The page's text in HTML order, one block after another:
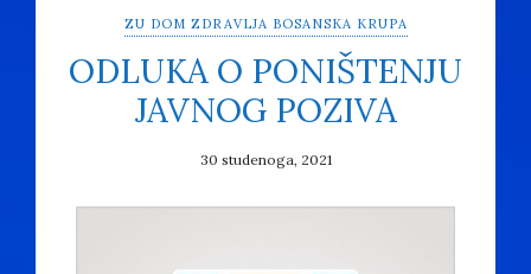
ZU DOM ZDRAVLJA BOSANSKA KRUPA
ODLUKA O PONIŠTENJU
JAVNOG POZIVA
30 studenoga, 2021